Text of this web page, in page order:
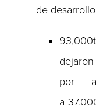
de
por
a